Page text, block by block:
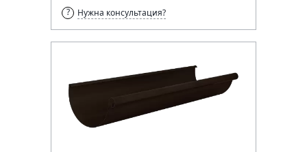
Нужна консультация?